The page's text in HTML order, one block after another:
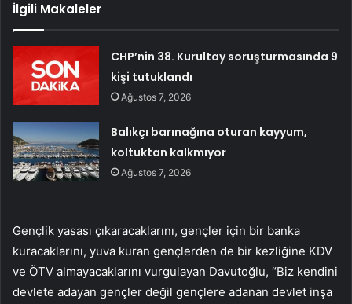
İlgili Makaleler
CHP’nin 38. Kurultay soruşturmasında 9
kişi tutuklandı
Ağustos 7, 2026
Balıkçı barınağına oturan kayyum,
koltuktan kalkmıyor
Ağustos 7, 2026
Gençlik yasası çıkaracaklarını, gençler için bir banka
kuracaklarını, yuva kuran gençlerden de bir kezliğine KDV
ve ÖTV almayacaklarını vurgulayan Davutoğlu, “Biz kendini
devlete adayan gençler değil gençlere adanan devlet inşa